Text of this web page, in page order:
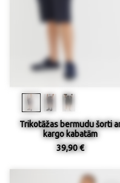
Trikotāžas bermudu šorti
kargo kabatām
39,90 €